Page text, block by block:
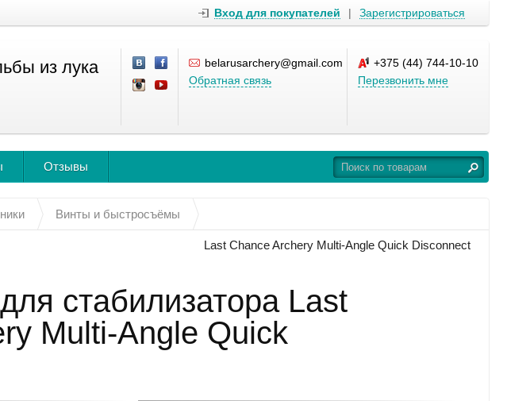
Вход для покупателей | Зарегистрироваться
из лука
belarusarchery@gmail.com
Обратная связь
+375 (44) 744-10-10
Перезвонить мне
Отзывы
Винты и быстросъёмы
Last Chance Archery Multi-Angle Quick Disconnect
стабилизатора Last
Multi-Angle Quick